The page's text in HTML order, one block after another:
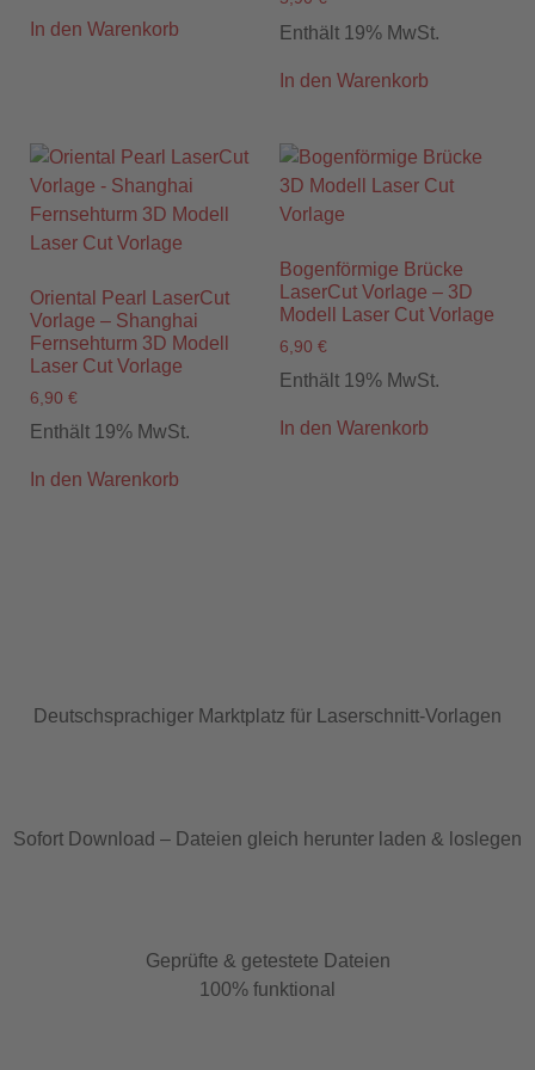
In den Warenkorb Enthält 19% MwSt.
In den Warenkorb
Oriental Pearl LaserCut
Vorlage – Shanghai
Fernsehturm 3D Modell
Laser Cut Vorlage
6,90 €
Enthält 19% MwSt.
In den Warenkorb
Bogenförmige Brücke
LaserCut Vorlage – 3D
Modell Laser Cut Vorlage
6,90 €
Enthält 19% MwSt.
In den Warenkorb
Deutschsprachiger Marktplatz für Laserschnitt-Vorlagen
Sofort Download – Dateien gleich herunter laden & loslegen
Geprüfte & getestete Dateien
100% funktional